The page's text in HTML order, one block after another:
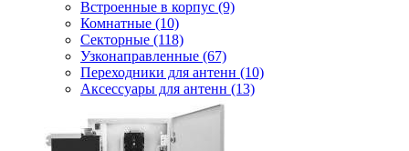
Встроенные в корпус (9)
Комнатные (10)
Секторные (118)
Узконаправленные (67)
Переходники для антенн (10)
Аксессуары для антенн (13)